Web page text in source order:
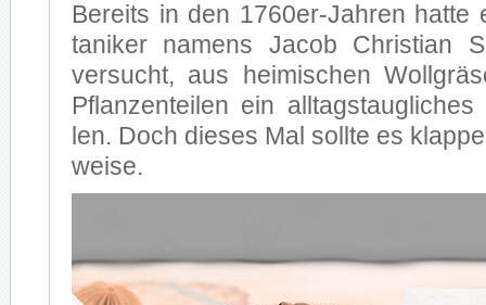
Be­reits in den 1760er-Jahren
ta­ni­ker na­mens Ja­cob Chris­ti­an
ver­sucht, aus hei­mi­schen
Pflan­zen­tei­len ein
len. Doch die­ses Mal soll­te es
wei­se.